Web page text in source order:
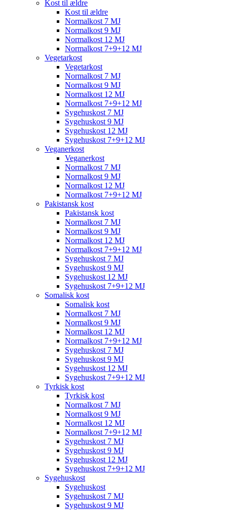
Kost til ældre
Kost til ældre
Normalkost 7 MJ
Normalkost 9 MJ
Normalkost 12 MJ
Normalkost 7+9+12 MJ
Vegetarkost
Vegetarkost
Normalkost 7 MJ
Normalkost 9 MJ
Normalkost 12 MJ
Normalkost 7+9+12 MJ
Sygehuskost 7 MJ
Sygehuskost 9 MJ
Sygehuskost 12 MJ
Sygehuskost 7+9+12 MJ
Veganerkost
Veganerkost
Normalkost 7 MJ
Normalkost 9 MJ
Normalkost 12 MJ
Normalkost 7+9+12 MJ
Pakistansk kost
Pakistansk kost
Normalkost 7 MJ
Normalkost 9 MJ
Normalkost 12 MJ
Normalkost 7+9+12 MJ
Sygehuskost 7 MJ
Sygehuskost 9 MJ
Sygehuskost 12 MJ
Sygehuskost 7+9+12 MJ
Somalisk kost
Somalisk kost
Normalkost 7 MJ
Normalkost 9 MJ
Normalkost 12 MJ
Normalkost 7+9+12 MJ
Sygehuskost 7 MJ
Sygehuskost 9 MJ
Sygehuskost 12 MJ
Sygehuskost 7+9+12 MJ
Tyrkisk kost
Tyrkisk kost
Normalkost 7 MJ
Normalkost 9 MJ
Normalkost 12 MJ
Normalkost 7+9+12 MJ
Sygehuskost 7 MJ
Sygehuskost 9 MJ
Sygehuskost 12 MJ
Sygehuskost 7+9+12 MJ
Sygehuskost
Sygehuskost
Sygehuskost 7 MJ
Sygehuskost 9 MJ